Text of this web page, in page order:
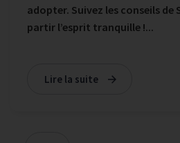
adopter. Suivez les conseils
partir l’esprit tranquille !...
Lire la suite